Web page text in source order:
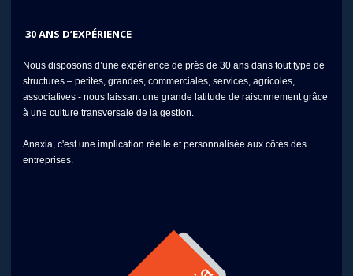
30 ANS D’EXPÉRIENCE
Nous disposons d’une expérience de près de 30 ans dans tout type de
structures – petites, grandes, commerciales, services, agricoles,
associatives - nous laissant une grande latitude de raisonnement grâce
à une culture transversale de la gestion.
Anaxia, c'est une implication réelle et personnalisée aux côtés des
entreprises.